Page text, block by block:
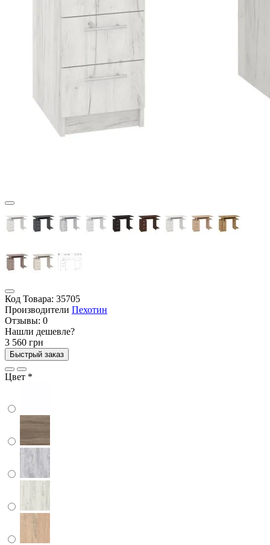
Код Товара: 35705
Производители Пехотин
Отзывы: 0
Нашли дешевле?
3 560 грн
Быстрый заказ
Цвет *